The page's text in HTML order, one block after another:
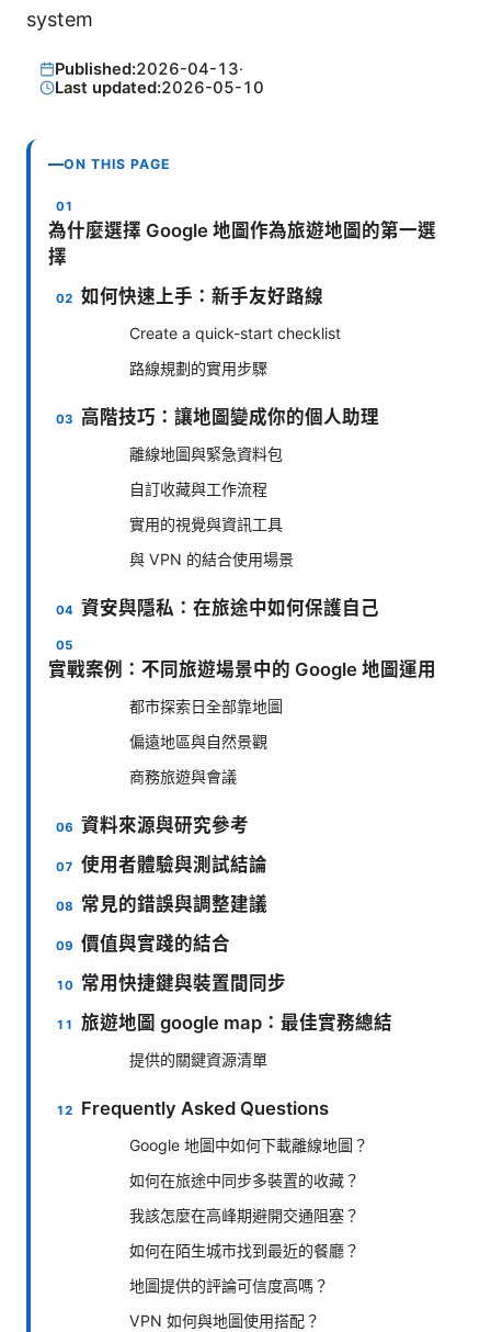
system
Published:2026-04-13·
Last updated:2026-05-10
ON THIS PAGE
為什麼選擇 Google 地圖作為旅遊地圖的第一選
擇
如何快速上手：新手友好路線
Create a quick-start checklist
路線規劃的實用步驟
高階技巧：讓地圖變成你的個人助理
離線地圖與緊急資料包
自訂收藏與工作流程
實用的視覺與資訊工具
與 VPN 的結合使用場景
資安與隱私：在旅途中如何保護自己
實戰案例：不同旅遊場景中的 Google 地圖運用
都市探索日全部靠地圖
偏遠地區與自然景觀
商務旅遊與會議
資料來源與研究參考
使用者體驗與測試結論
常見的錯誤與調整建議
價值與實踐的結合
常用快捷鍵與裝置間同步
旅遊地圖 google map：最佳實務總結
提供的關鍵資源清單
Frequently Asked Questions
Google 地圖中如何下載離線地圖？
如何在旅途中同步多裝置的收藏？
我該怎麼在高峰期避開交通阻塞？
如何在陌生城市找到最近的餐廳？
地圖提供的評論可信度高嗎？
VPN 如何與地圖使用搭配？